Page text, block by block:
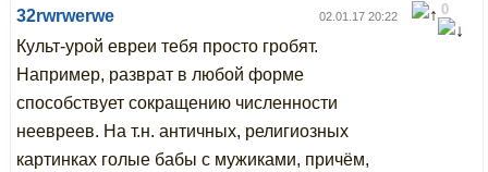
32rwrwerwe 02.01.17 20:22
Культ-урой евреи тебя просто гробят.
Например, разврат в любой форме
способствует сокращению численности
неевреев. На т.н. античных, религиозных
картинках голые бабы с мужиками, причём,
0